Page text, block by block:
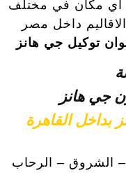
اي مكان في مختلف
داخل مصر
توكيل جي هانز
بداخل القاهرة
– الشروق – الرحاب